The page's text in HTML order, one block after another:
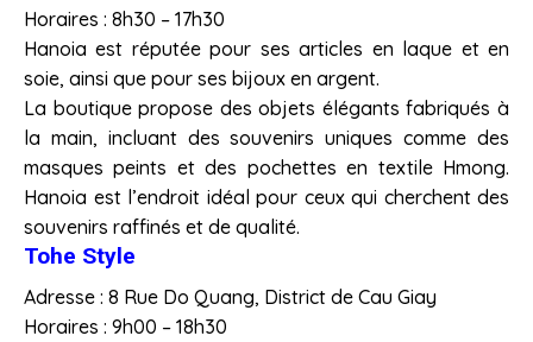
Horaires : 8h30 – 17h30
Hanoia est réputée pour ses articles en laque et en
soie, ainsi que pour ses bijoux en argent.
La boutique propose des objets élégants fabriqués à
la main, incluant des souvenirs uniques comme des
masques peints et des pochettes en textile Hmong.
Hanoia est l’endroit idéal pour ceux qui cherchent des
souvenirs raffinés et de qualité.
Tohe Style
Adresse : 8 Rue Do Quang, District de Cau Giay
Horaires : 9h00 – 18h30